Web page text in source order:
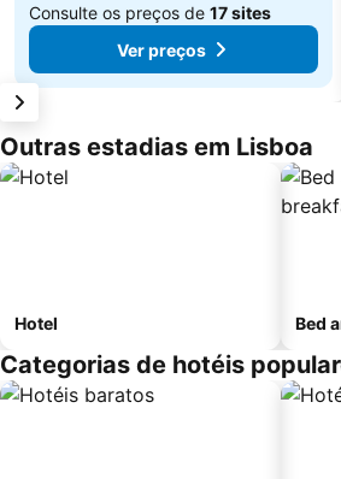
Consulte os preços de 17 sites
Ver preços
Outras estadias em Lisboa
Hotel Bed
Categorias de hotéis